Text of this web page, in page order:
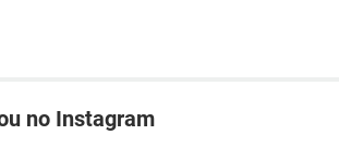
no Instagram